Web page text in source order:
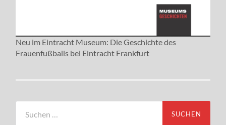
Neu im Eintracht Museum: Die Geschichte des
Frauenfußballs bei Eintracht Frankfurt
nach: